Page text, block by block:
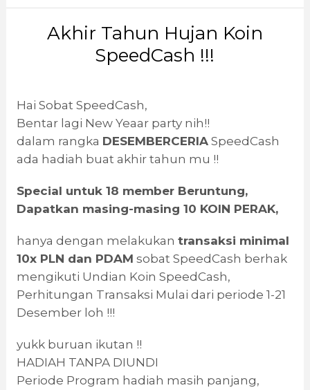
Akhir Tahun Hujan Koin
SpeedCash !!!
Hai Sobat SpeedCash,
Bentar lagi New Yeaar party nih!!
dalam rangka DESEMBERCERIASpeedCash
ada hadiah buat akhir tahun mu !!
Special untuk 18 member Beruntung,
Dapatkan masing-masing 10 KOIN PERAK,
hanya dengan melakukan transaksi minimal
10x PLN dan PDAM sobat SpeedCash berhak
mengikuti Undian Koin SpeedCash,
Perhitungan Transaksi Mulai dari periode 1-21
Desember loh !!!
yukk buruan ikutan !!
HADIAH TANPA DIUNDI
Periode Program hadiah masih panjang,